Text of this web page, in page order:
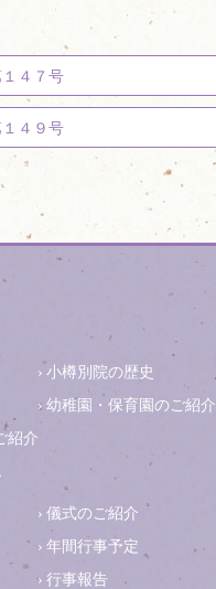
４７号
４９号
小樽別院の歴史
幼稚園・保育園のご紹介
紹介
儀式のご紹介
年間行事予定
行事報告